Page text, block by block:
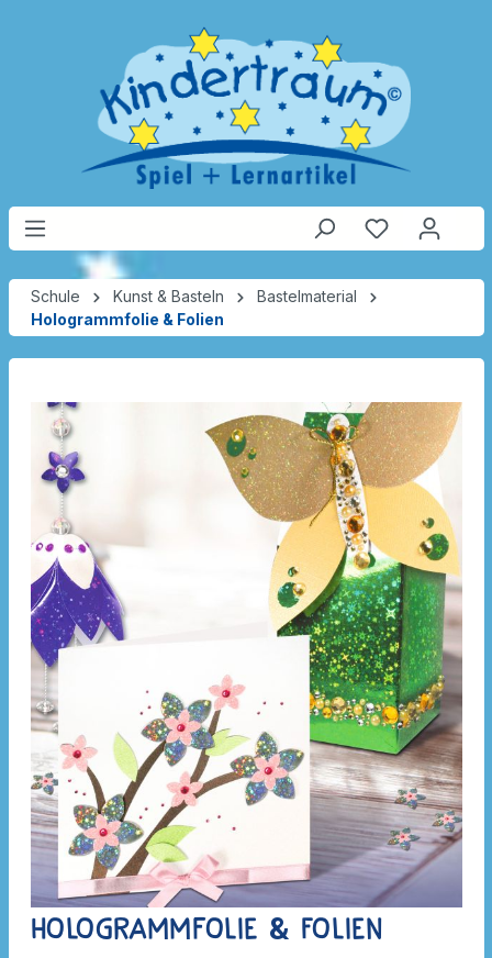
Schule Kunst & Basteln
Bastelmaterial
Hologrammfolie & Folien
Hologrammfolie & Folien